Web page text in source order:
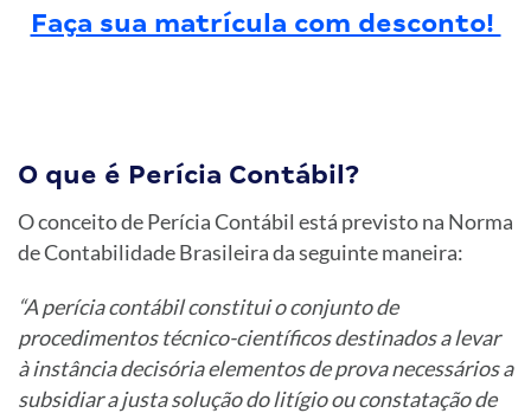
Faça sua matrícula com desconto!
O que é Perícia Contábil?
O conceito de Perícia Contábil está previsto na Norma
de Contabilidade Brasileira da seguinte maneira:
“A perícia contábil constitui o conjunto de
procedimentos técnico-científicos destinados a levar
à instância decisória elementos de prova necessários a
subsidiar a justa solução do litígio ou constatação de